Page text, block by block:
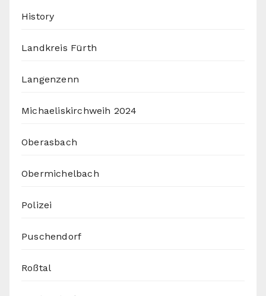
History
Landkreis Fürth
Langenzenn
Michaeliskirchweih 2024
Oberasbach
Obermichelbach
Polizei
Puschendorf
Roßtal